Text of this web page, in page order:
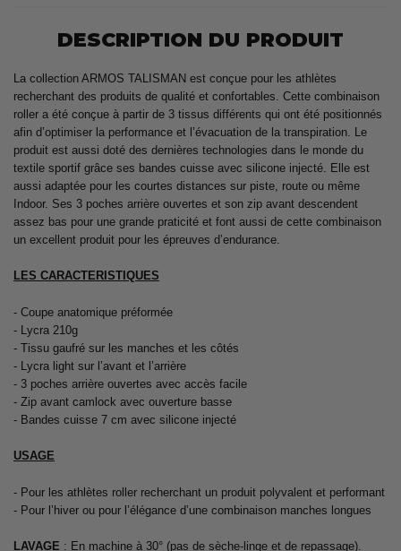
DESCRIPTION DU PRODUIT
La collection ARMOS TALISMAN est conçue pour les athlètes
recherchant des produits de qualité et confortables. Cette combinaison
roller a été conçue à partir de 3 tissus différents qui ont été positionnés
afin d’optimiser la performance et l’évacuation de la transpiration. Le
produit est aussi doté des dernières technologies dans le monde du
textile sportif grâce ses bandes cuisse avec silicone injecté. Elle est
aussi adaptée pour les courtes distances sur piste, route ou même
Indoor. Ses 3 poches arrière ouvertes et son zip avant descendent
assez bas pour une grande praticité et font aussi de cette combinaison
un excellent produit pour les épreuves d’endurance.
LES CARACTERISTIQUES
- Coupe anatomique préformée
- Lycra 210g
- Tissu gaufré sur les manches et les côtés
- Lycra light sur l’avant et l’arrière
- 3 poches arrière ouvertes avec accès facile
- Zip avant camlock avec ouverture basse
- Bandes cuisse 7 cm avec silicone injecté
USAGE
- Pour les athlètes roller recherchant un produit polyvalent et performant
- Pour l’hiver ou pour l’élégance d’une combinaison manches longues
LAVAGE : En machine à 30° (pas de sèche-linge et de repassage).